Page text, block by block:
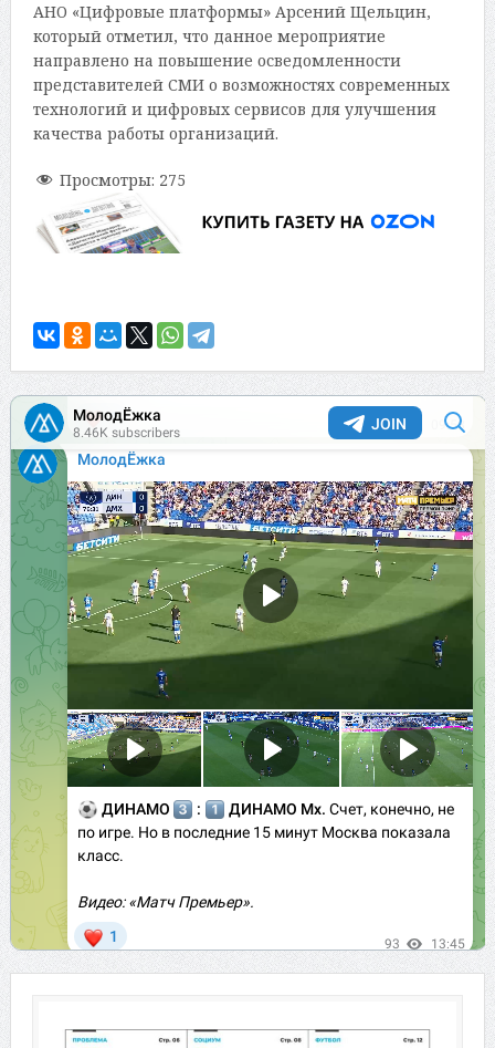
АНО «Цифровые платформы» Арсений Щельцин,
который отметил, что данное мероприятие
направлено на повышение осведомленности
представителей СМИ о возможностях современных
технологий и цифровых сервисов для улучшения
качества работы организаций.
Просмотры: 275